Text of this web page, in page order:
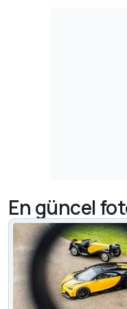
En güncel